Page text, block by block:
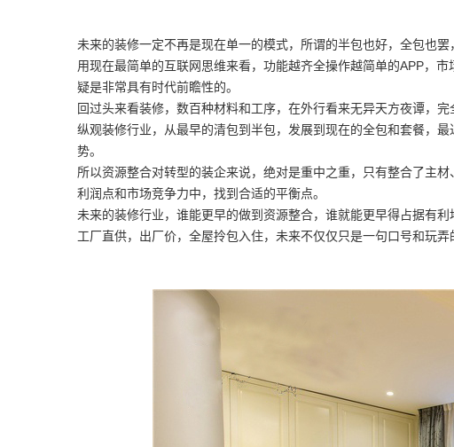
未来的装修一定不再是现在单一的模式，所谓的半包也好，全包也罢
用现在最简单的互联网思维来看，功能越齐全操作越简单的APP，
疑是非常具有时代前瞻性的。
回过头来看装修，数百种材料和工序，在外行看来无异天方夜谭，
纵观装修行业，从最早的清包到半包，发展到现在的全包和套餐，
势。
所以资源整合对转型的装企来说，绝对是重中之重，只有整合了主
利润点和市场竞争力中，找到合适的平衡点。
未来的装修行业，谁能更早的做到资源整合，谁就能更早得占据有利
工厂直供，出厂价，全屋拎包入住，未来不仅仅只是一句口号和玩弄